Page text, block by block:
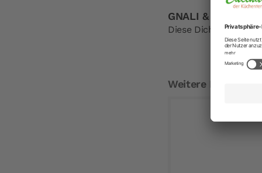
GNALI & ZANI
Diese
Weitere